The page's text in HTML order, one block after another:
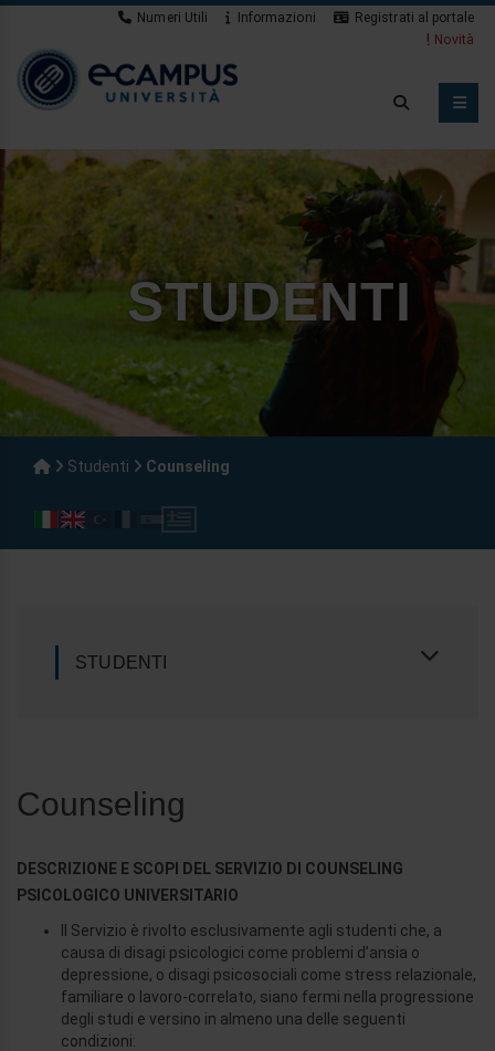
Numeri Utili Informazioni
Registrati al portale
Novità
STUDENTI
Studenti Counseling
STUDENTI
Counseling
DESCRIZIONE E SCOPI DEL SERVIZIO DI COUNSELING
PSICOLOGICO UNIVERSITARIO
Il Servizio è rivolto esclusivamente agli studenti che, a
causa di disagi psicologici come problemi d’ansia o
depressione, o disagi psicosociali come stress relazionale,
familiare o lavoro-correlato, siano fermi nella progressione
degli studi e versino in almeno una delle seguenti
condizioni: